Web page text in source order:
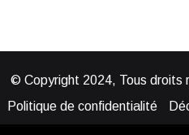
© Copyright 2024, Tous droits
Politique de confidentialité